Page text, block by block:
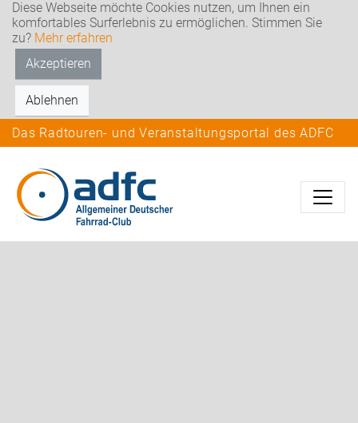
Diese Webseite möchte Cookies nutzen, um Ihnen ein
komfortables Surferlebnis zu ermöglichen. Stimmen Sie
zu? Mehr erfahren
Akzeptieren
Ablehnen
Das Radtouren- und Veranstaltungsportal des ADFC